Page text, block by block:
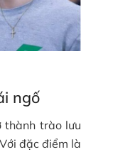
ngố
thành trào lưu
đặc điểm là